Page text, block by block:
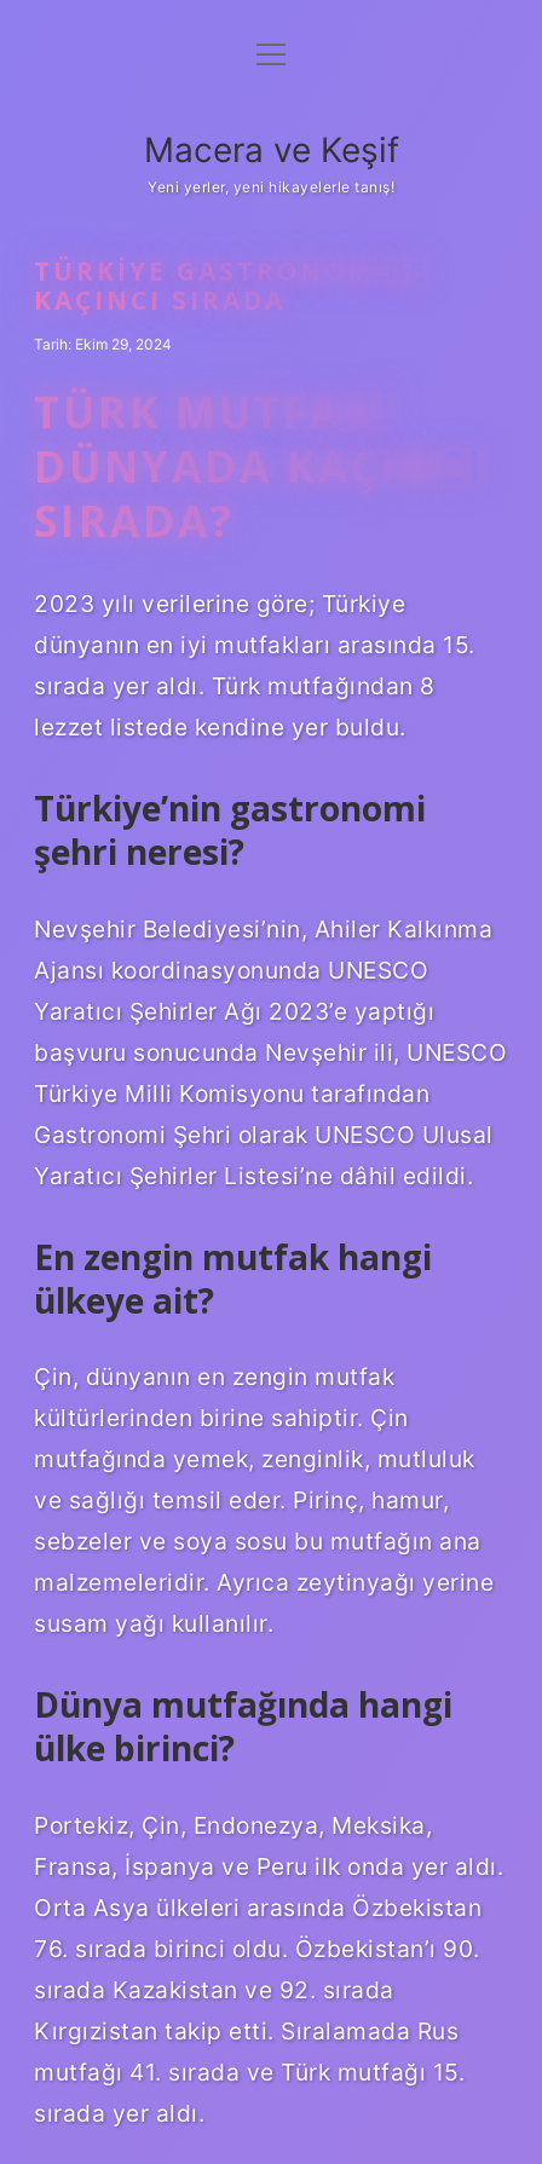
Anasayfa
Yasal Uyarı
menüyü
Macera ve Keşif
Yeni yerler, yeni hikayelerle tanış!
TÜRKIYE GASTRONOMIDE
KAÇINCI SIRADA
Tarih: Ekim 29, 2024
TÜRK MUTFAGI
DÜNYADA KAÇINCI
SIRADA?
2023 yılı verilerine göre; Türkiye
dünyanın en iyi mutfakları arasında 15.
sırada yer aldı. Türk mutfağından 8
lezzet listede kendine yer buldu.
Türkiye’nin gastronomi
şehri neresi?
Nevşehir Belediyesi’nin, Ahiler Kalkınma
Ajansı koordinasyonunda UNESCO
Yaratıcı Şehirler Ağı 2023’e yaptığı
başvuru sonucunda Nevşehir ili, UNESCO
Türkiye Milli Komisyonu tarafından
Gastronomi Şehri olarak UNESCO Ulusal
Yaratıcı Şehirler Listesi’ne dâhil edildi.
En zengin mutfak hangi
ülkeye ait?
Çin, dünyanın en zengin mutfak
kültürlerinden birine sahiptir. Çin
mutfağında yemek, zenginlik, mutluluk
ve sağlığı temsil eder. Pirinç, hamur,
sebzeler ve soya sosu bu mutfağın ana
malzemeleridir. Ayrıca zeytinyağı yerine
susam yağı kullanılır.
Dünya mutfağında hangi
ülke birinci?
Portekiz, Çin, Endonezya, Meksika,
Fransa, İspanya ve Peru ilk onda yer aldı.
Orta Asya ülkeleri arasında Özbekistan
76. sırada birinci oldu. Özbekistan’ı 90.
sırada Kazakistan ve 92. sırada
Kırgızistan takip etti. Sıralamada Rus
mutfağı 41. sırada ve Türk mutfağı 15.
sırada yer aldı.